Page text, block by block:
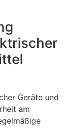
Geräte und
am